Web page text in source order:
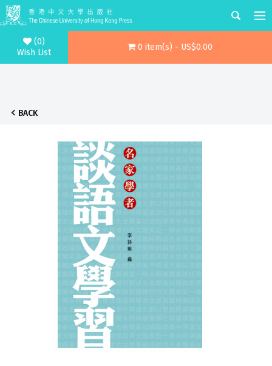
(0)
Wish List
0 item(s) - US$0.00
BACK